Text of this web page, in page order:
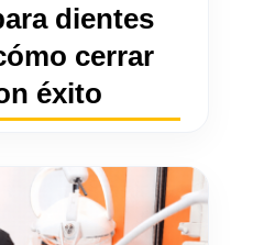
dientes
cerrar
éxito